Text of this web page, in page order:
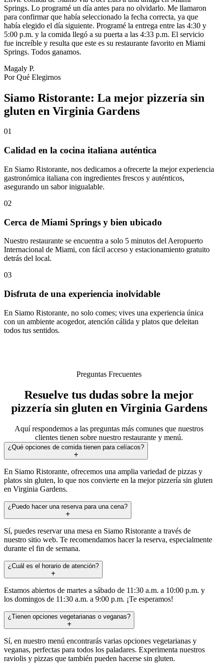
Springs. Lo programé un día antes para no olvidarlo. Me llamaron
para confirmar que había seleccionado la fecha correcta, ya que
había elegido el día siguiente. Programé la entrega entre las 4:30 y
5:00 p.m. y la comida llegó a su puerta a las 4:33 p.m. El servicio
fue increíble y resulta que este es su restaurante favorito en Miami
Springs. Todos ganamos.
Magaly P.
Por Qué Elegirnos
Siamo Ristorante: La mejor pizzería sin
gluten en Virginia Gardens
01
Calidad en la cocina italiana auténtica
En Siamo Ristorante, nos dedicamos a ofrecerte la mejor experiencia
gastronómica italiana con ingredientes frescos y auténticos,
asegurando un sabor inigualable.
02
Cerca de Miami Springs y bien ubicado
Nuestro restaurante se encuentra a solo 5 minutos del Aeropuerto
Internacional de Miami, con fácil acceso y estacionamiento gratuito
detrás del local.
03
Disfruta de una experiencia inolvidable
En Siamo Ristorante, no solo comes; vives una experiencia única
con un ambiente acogedor, atención cálida y platos que deleitan
todos tus sentidos.
Preguntas Frecuentes
Resuelve tus dudas sobre la mejor
pizzería sin gluten en Virginia Gardens
Aquí respondemos a las preguntas más comunes que nuestros
clientes tienen sobre nuestro restaurante y menú.
¿Qué opciones de comida tienen para celíacos?
En Siamo Ristorante, ofrecemos una amplia variedad de pizzas y
platos sin gluten, lo que nos convierte en la mejor pizzería sin gluten
en Virginia Gardens.
¿Puedo hacer una reserva para una cena?
Sí, puedes reservar una mesa en Siamo Ristorante a través de
nuestro sitio web. Te recomendamos hacer la reserva, especialmente
durante el fin de semana.
¿Cuál es el horario de atención?
Estamos abiertos de martes a sábado de 11:30 a.m. a 10:00 p.m. y
los domingos de 11:30 a.m. a 9:00 p.m. ¡Te esperamos!
¿Tienen opciones vegetarianas o veganas?
Sí, en nuestro menú encontrarás varias opciones vegetarianas y
veganas, perfectas para todos los paladares. Experimenta nuestros
raviolis y pizzas que también pueden hacerse sin gluten.